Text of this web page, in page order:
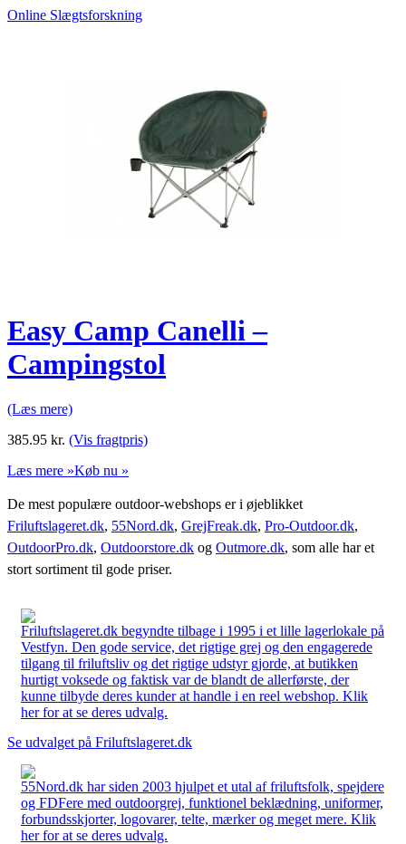
Online Slægtsforskning
Easy Camp Canelli –
Campingstol
(Læs mere)
385.95 kr. (Vis fragtpris)
Læs mere »Køb nu »
De mest populære outdoor-webshops er i øjeblikket
Friluftslageret.dk, 55Nord.dk, GrejFreak.dk, Pro-Outdoor.dk,
OutdoorPro.dk, Outdoorstore.dk og Outmore.dk, som alle har et
stort sortiment til gode priser.
Friluftslageret.dk begyndte tilbage i 1995 i et lille lagerlokale på
Vestfyn. Den gode service, det rigtige grej og den engagerede
tilgang til friluftsliv og det rigtige udstyr gjorde, at butikken
hurtigt voksede og faktisk var de blandt de allerførste, der
kunne tilbyde deres kunder at handle i en reel webshop. Klik
her for at se deres udvalg.
Se udvalget på Friluftslageret.dk
55Nord.dk har siden 2003 hjulpet et utal af friluftsfolk, spejdere
og FDFere med outdoorgrej, funktionel beklædning, uniformer,
forbundsskjorter, logovarer, telte, mærker og meget mere. Klik
her for at se deres udvalg.